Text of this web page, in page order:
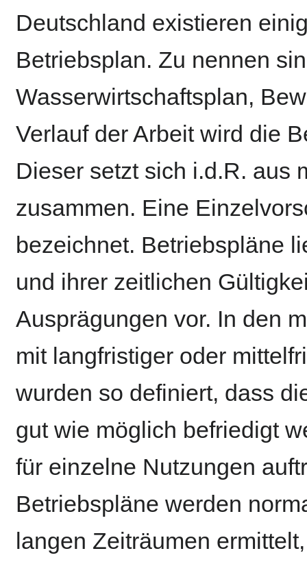
Deutschland existieren
Betriebsplan. Zu nennen
Wasserwirtschaftsplan,
Verlauf der Arbeit wird die
Dieser setzt sich i.d.R. aus
zusammen. Eine
bezeichnet. Betriebspläne
und ihrer zeitlichen
Ausprägungen vor. In den
mit langfristiger oder
wurden so definiert, dass
gut wie möglich befriedigt
für einzelne Nutzungen
Betriebspläne werden
langen Zeiträumen